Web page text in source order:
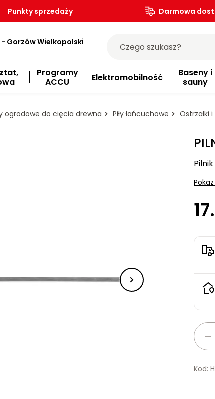
Punkty sprzedaży Darmowa
- Gorzów Wielkopolski
Programy
ACCU
Elektromobilność
Baseny i
sauny
ogrodowe do cięcia drewna Piły łańcuchowe Ostrzałki
Kod: